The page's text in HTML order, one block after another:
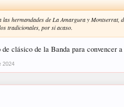
hermandades de La Amargura y Montserrat,
tradicionales, por si acaso.
clásico de la Banda para convencer
2024